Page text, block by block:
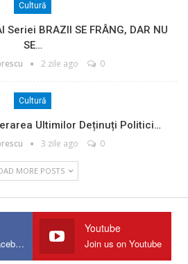
Cultură
BRAZII SE FRÂNG, DAR NU
SE…
2 zile ago 0
Cultură
Ultimilor Deținuți Politici…
3 zile ago 0
MORE POSTS
Join us on Facebook
Youtube
Join us on Youtube